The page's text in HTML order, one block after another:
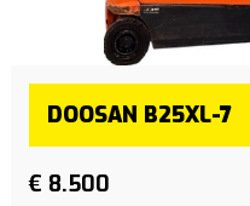
DOOSAN B25XL-7
€ 8.500